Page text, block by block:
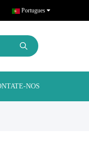
Portugues
NOS